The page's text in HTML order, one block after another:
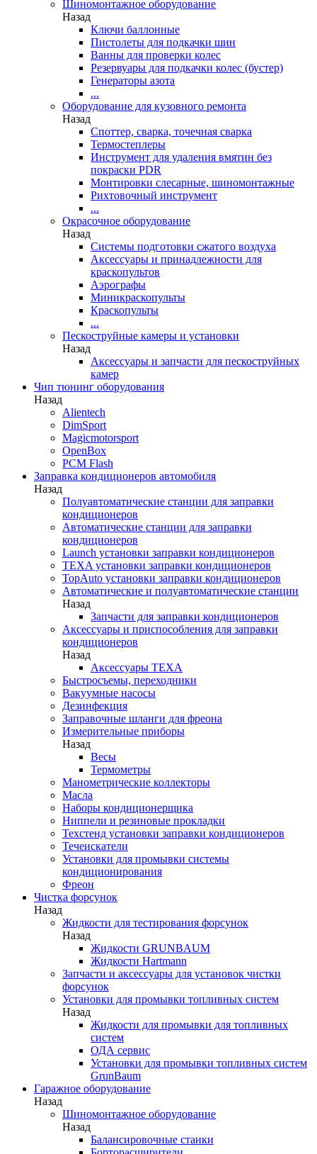
Шиномонтажное оборудование
Назад
Ключи баллонные
Пистолеты для подкачки шин
Ванны для проверки колес
Резервуары для подкачки колес (бустер)
Генераторы азота
...
Оборудование для кузовного ремонта
Назад
Споттер, сварка, точечная сварка
Термостеплеры
Инструмент для удаления вмятин без
покраски PDR
Монтировки слесарные, шиномонтажные
Рихтовочный инструмент
...
Окрасочное оборудование
Назад
Системы подготовки сжатого воздуха
Аксессуары и принадлежности для
краскопультов
Аэрографы
Миникраскопульты
Краскопульты
...
Пескоструйные камеры и установки
Назад
Аксессуары и запчасти для пескоструйных
камер
Чип тюнинг оборудования
Назад
Alientech
DimSport
Magicmotorsport
OpenBox
PCM Flash
Заправка кондиционеров автомобиля
Назад
Полуавтоматические станции для заправки
кондиционеров
Автоматические станции для заправки
кондиционеров
Launch установки заправки кондиционеров
TEXA установки заправки кондиционеров
TopAuto установки заправки кондиционеров
Автоматические и полуавтоматические станции
Назад
Запчасти для заправки кондиционеров
Аксессуары и приспособления для заправки
кондиционеров
Назад
Аксессуары TEXA
Быстросъемы, переходники
Вакуумные насосы
Дезинфекция
Заправочные шланги для фреона
Измерительные приборы
Назад
Весы
Термометры
Манометрические коллекторы
Масла
Наборы кондиционерщика
Ниппели и резиновые прокладки
Техстенд установки заправки кондиционеров
Течеискатели
Установки для промывки системы
кондиционирования
Фреон
Чистка форсунок
Назад
Жидкости для тестирования форсунок
Назад
Жидкости GRUNBAUM
Жидкости Hartmann
Запчасти и аксессуары для установок чистки
форсунок
Установки для промывки топливных систем
Назад
Жидкости для промывки для топливных
систем
ОДА сервис
Установки для промывки топливных систем
GrunBaum
Гаражное оборудование
Назад
Шиномонтажное оборудование
Назад
Балансировочные станки